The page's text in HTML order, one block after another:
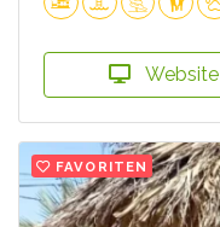
Website
FAVORITEN